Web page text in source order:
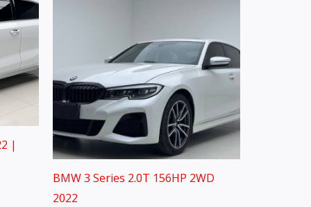
|
BMW 3 Series 2.0T 156HP 2WD
2022